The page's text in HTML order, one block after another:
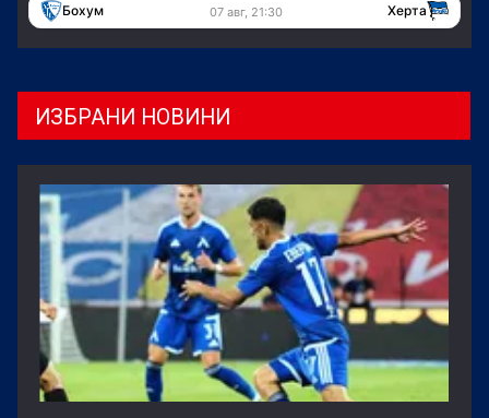
Бохум 07 авг, 21:30 Херта
ИЗБРАНИ НОВИНИ